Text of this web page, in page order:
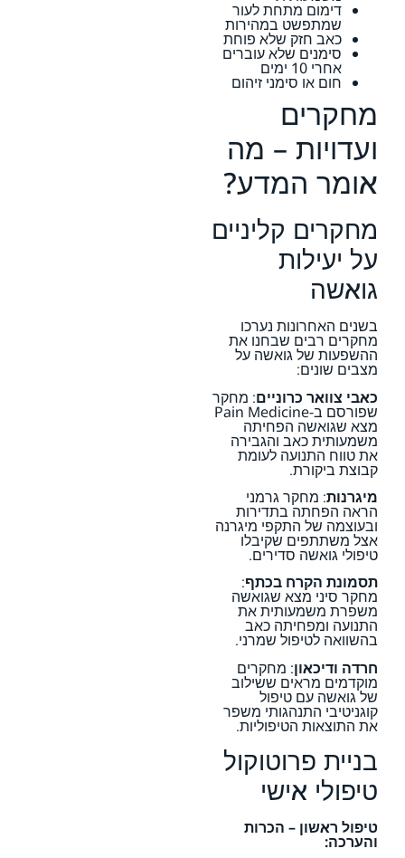
דימום מתחת לעור
שמתפשט במהירות
כאב חזק שלא פוחת
סימנים שלא עוברים
אחרי 10 ימים
חום או סימני זיהום
מחקרים
ועדויות – מה
אומר המדע?
מחקרים קליניים
על יעילות
גואשה
בשנים האחרונות נערכו
מחקרים רבים שבחנו את
ההשפעות של גואשה על
מצבים שונים:
כאבי צוואר כרוניים: מחקר
שפורסם ב-Pain Medicine
מצא שגואשה הפחיתה
משמעותית כאב והגבירה
את טווח התנועה לעומת
קבוצת ביקורת.
מיגרנות: מחקר גרמני
הראה הפחתה בתדירות
ובעוצמה של התקפי מיגרנה
אצל משתתפים שקיבלו
טיפולי גואשה סדירים.
תסמונת הקרח בכתף:
מחקר סיני מצא שגואשה
משפרת משמעותית את
התנועה ומפחיתה כאב
בהשוואה לטיפול שמרני.
חרדה ודיכאון: מחקרים
מוקדמים מראים ששילוב
של גואשה עם טיפול
קוגניטיבי התנהגותי משפר
את התוצאות הטיפוליות.
בניית פרוטוקול
טיפולי אישי
טיפול ראשון – הכרות
והערכה: